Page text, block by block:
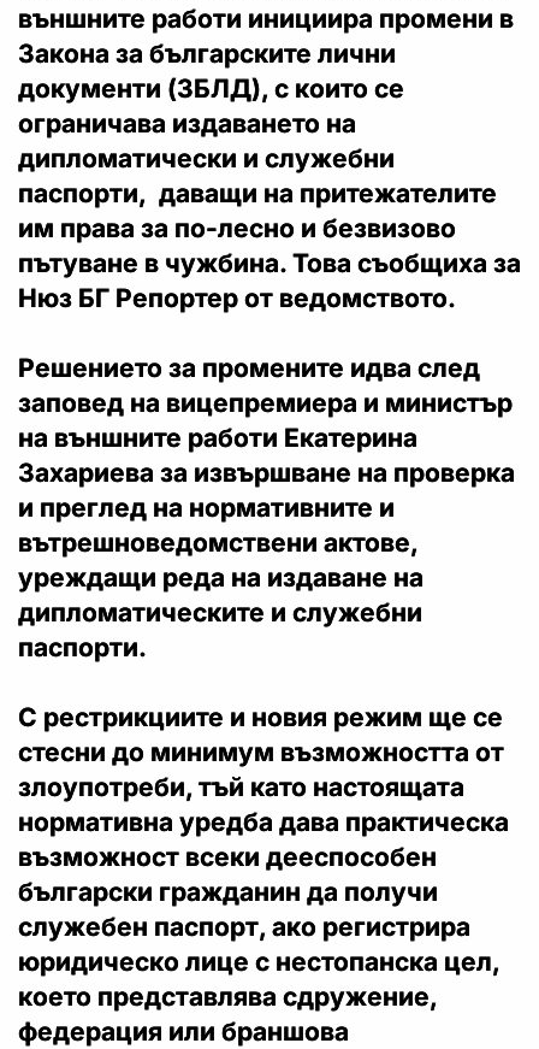
външните работи инициира промени в
Закона за българските лични
документи (ЗБЛД), с които се
ограничава издаването на
дипломатически и служебни
паспорти, даващи на притежателите
им права за по-лесно и безвизово
пътуване в чужбина. Това съобщиха за
Нюз БГ Репортер от ведомството.
Решението за промените идва след
заповед на вицепремиера и министър
на външните работи Екатерина
Захариева за извършване на проверка
и преглед на нормативните и
вътрешноведомствени актове,
уреждащи реда на издаване на
дипломатическите и служебни
паспорти.
С рестрикциите и новия режим ще се
стесни до минимум възможността от
злоупотреби, тъй като настоящата
нормативна уредба дава практическа
възможност всеки дееспособен
български гражданин да получи
служебен паспорт, ако регистрира
юридическо лице с нестопанска цел,
което представлява сдружение,
федерация или браншова